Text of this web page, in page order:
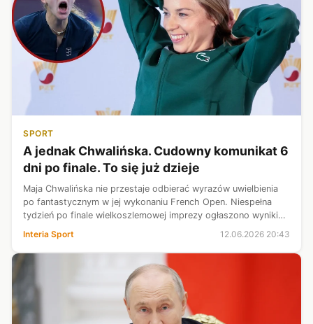
SPORT
A jednak Chwalińska. Cudowny komunikat 6
dni po finale. To się już dzieje
Maja Chwalińska nie przestaje odbierać wyrazów uwielbienia
po fantastycznym w jej wykonaniu French Open. Niespełna
tydzień po finale wielkoszlemowej imprezy ogłaszono wyniki
głosowania kibiców na najpopularniejszą tenisistkę sezonu na
kortach ziemnyc...
Interia Sport 12.06.2026 20:43